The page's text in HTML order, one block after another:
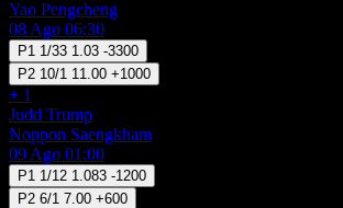
Yao Pengcheng
08 Ago 06:30
P1 1/33 1.03 -3300
P2 10/1 11.00 +1000
+ 1
Judd Trump
Noppon Saengkham
09 Ago 01:00
P1 1/12 1.083 -1200
P2 6/1 7.00 +600